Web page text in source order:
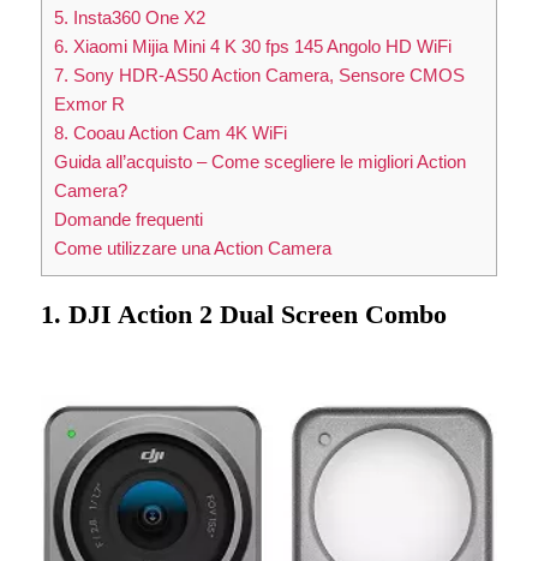
5. Insta360 One X2
6. Xiaomi Mijia Mini 4 K 30 fps 145 Angolo HD WiFi
7. Sony HDR-AS50 Action Camera, Sensore CMOS
Exmor R
8. Cooau Action Cam 4K WiFi
Guida all’acquisto – Come scegliere le migliori Action
Camera?
Domande frequenti
Come utilizzare una Action Camera
1. DJI Action 2 Dual Screen Combo